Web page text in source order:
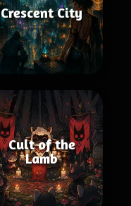
Crescent City
Cult of the
Lamb